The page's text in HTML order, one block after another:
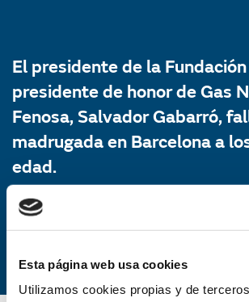
Esta página web usa cookies
Utilizamos cookies propias y de
El presidente de la
presidente de honor de Gas
Fenosa, Salvador Gabarró,
madrugada en Barcelona a
edad.